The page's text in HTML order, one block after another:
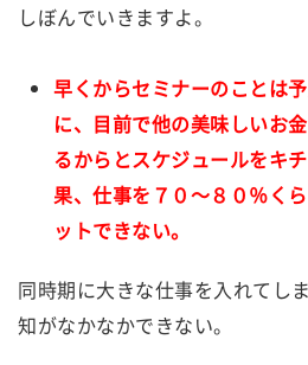
しぼんでいきますよ。
早くからセミナーのことは
に、目前で他の美味しいお
るからとスケジュールをキ
果、仕事を７０～８０％く
ットできない。
同時期に大きな仕事を入れてし
知がなかなかできない。